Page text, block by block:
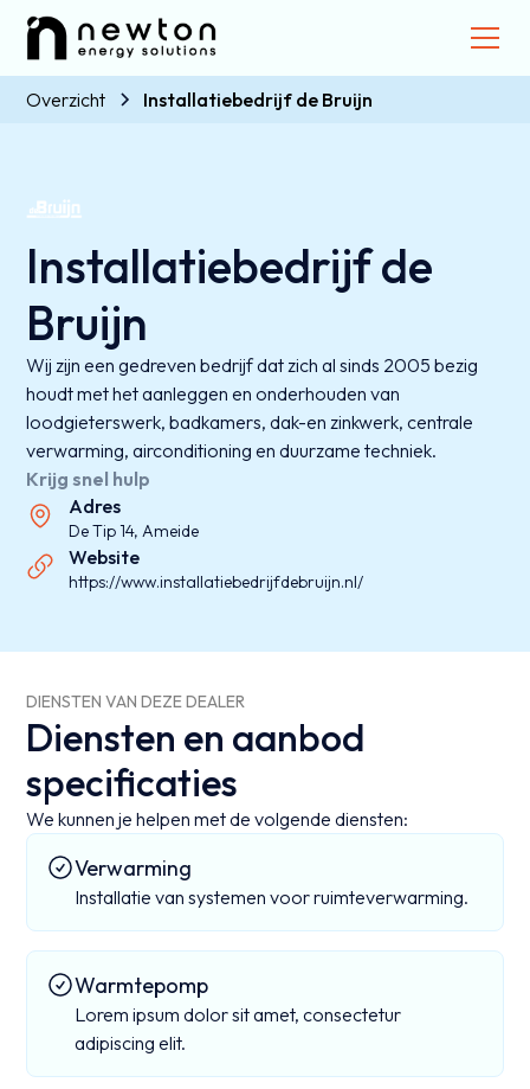
Overzicht Installatiebedrijf de Bruijn
Installatiebedrijf de
Bruijn
Wij zijn een gedreven bedrijf dat zich al sinds 2005 bezig
houdt met het aanleggen en onderhouden van
loodgieterswerk, badkamers, dak-en zinkwerk, centrale
verwarming, airconditioning en duurzame techniek.
Krijg snel hulp
Adres
De Tip 14, Ameide
Website
https://www.installatiebedrijfdebruijn.nl/
DIENSTEN VAN DEZE DEALER
Diensten en aanbod
specificaties
We kunnen je helpen met de volgende diensten:
Verwarming
Installatie van systemen voor ruimteverwarming.
Warmtepomp
Lorem ipsum dolor sit amet, consectetur
adipiscing elit.